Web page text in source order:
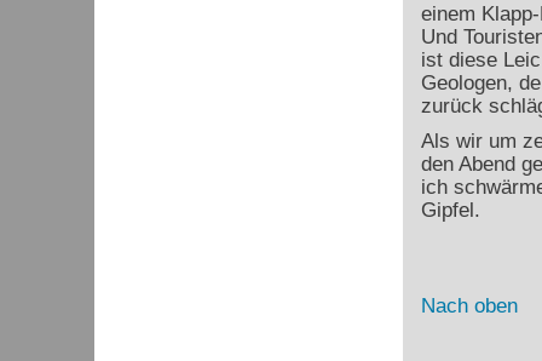
einem
Und
ist diese
Geologen,
zurück
Als wir um
den Abend
ich
Gipfel.
Nach oben